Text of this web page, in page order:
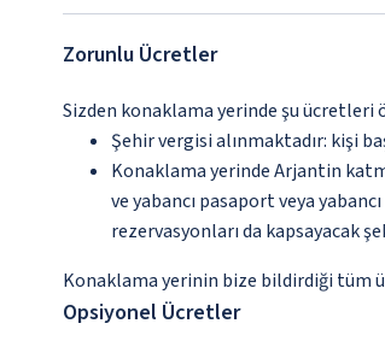
Zorunlu Ücretler
Sizden konaklama yerinde şu
Şehir vergisi alınmaktadır: kişi
Konaklama yerinde Arjantin
ve yabancı pasaport veya
rezervasyonları da kapsayacak
Konaklama yerinin bize bildirdiği tüm
Opsiyonel Ücretler